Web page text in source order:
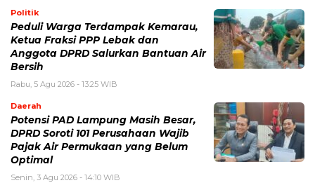
Politik
Peduli Warga Terdampak Kemarau,
Ketua Fraksi PPP Lebak dan
Anggota DPRD Salurkan Bantuan Air
Bersih
Rabu, 5 Agu 2026 - 13:25 WIB
Daerah
Potensi PAD Lampung Masih Besar,
DPRD Soroti 101 Perusahaan Wajib
Pajak Air Permukaan yang Belum
Optimal
Senin, 3 Agu 2026 - 14:10 WIB